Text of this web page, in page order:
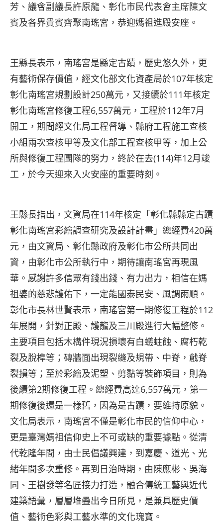
芳、議會副議長許原龍、彰化市民代表會主席陳文
賓及各界貴賓齊聚南瑤宮，恭迎媽祖進殿安座。
王縣長表示，南瑤宮是縣定古蹟，歷史悠久外，更
有藝術保存價值，經文化部文化資產局於107年核定
彰化南瑤宮規劃設計250萬元，又接續於111年核定
彰化南瑤宮修復工程6,557萬元，工程於112年7月
開工，期間經文化局工程督導、縣府工程施工查核
小組兩次查核甲等及文化部工程查核甲等，加上公
所與修復工程團隊的努力，終於在去(114)年12月竣
工，於今天迎來入火安座的重要時刻。
王縣長指出，文資局在114年核定「彰化縣縣定古蹟
彰化南瑤宮彩繪調查研究及設計計畫」總經費420萬
元，由文資局、彰化縣政府及彰化市公所共同出
資，由彰化市公所執行中，期待讓南瑤宮再現風
華。感謝許多信眾有錢出錢、有力出力，相信在媽
祖婆的慈悲護佑下，一定能國泰民安、風調雨順。
彰化市長林世賢表示，南瑤宮第一期修復工程於112
年展開，針對正殿、護龍及三川殿進行大幅整修。
主要項目包括木構件現況損壞有白蟻蛀蝕、腐朽乾
裂及脫榫等；磚牆面出現裂縫及規帶、中脊，戧脊
裂損等；至於彩繪及泥塑、剪黏等裝飾項目，則為
後續第2期修復工程。總經費高達6,557萬元，第一
期修復後還是一樣舊，因為是古蹟，要維持原貌。
文化局表示，南瑤宮不僅是彰化市民的信仰中心，
更是臺灣媽祖信仰史上不可或缺的重要據點。從清
代乾隆年間，由士民倡議興建，到嘉慶、道光、光
緒年間多次重修。再到日治時期，由陳應彬、吳海
同、王樹發等名匠接力打造，融合傳統工藝與近代
建築語彙，層層堆疊出今日所見，是兼具歷史價
值、藝術色彩與工藝水準的文化瑰寶。